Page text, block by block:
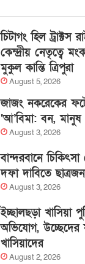
চিটাগং হিল ট্রাক্টস
কেন্দ্রীয় নেতৃত্বে
মুকুল কান্তি ত্রিপুরা
August 5, 2026
জাজং নকরেকের
‘আ’বিমা: বন, মানুষ
August 3, 2026
বান্দরবানে
দফা দাবিতে
August 3, 2026
ইচ্ছালছড়া খাসিয়া
অভিযোগ, উচ্ছেদের
খাসিয়াদের
August 2, 2026